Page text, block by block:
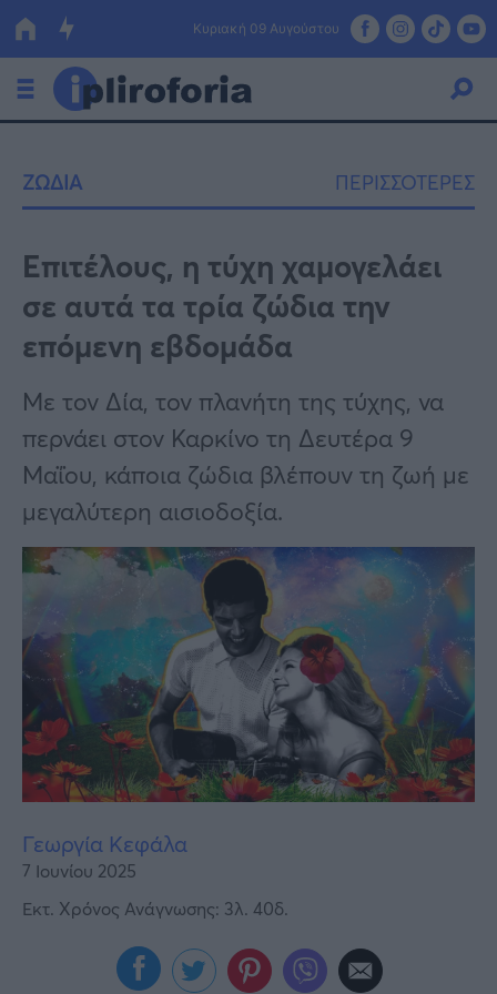
Κυριακή 09 Αυγούστου
Οικονομία
Πολιτική
Τράπεζες
Επιδοτήσεις
ΕΣΠΑ
Κόσμος
Lifestyle
Αθλητικά
Υγεία
Γυναίκα
ΖΩΔΙΑ ΠΕΡΙΣΣΟΤΕΡΕΣ
Επιτέλους, η τύχη χαμογελάει
σε αυτά τα τρία ζώδια την
επόμενη εβδομάδα
Με τον Δία, τον πλανήτη της τύχης, να
περνάει στον Καρκίνο τη Δευτέρα 9
Μαΐου, κάποια ζώδια βλέπουν τη ζωή με
μεγαλύτερη αισιοδοξία.
Γεωργία Κεφάλα
7 Ιουνίου 2025
Εκτ. Χρόνος Ανάγνωσης: 3λ. 40δ.